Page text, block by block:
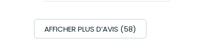
AFFICHER PLUS D‘AVIS (58)